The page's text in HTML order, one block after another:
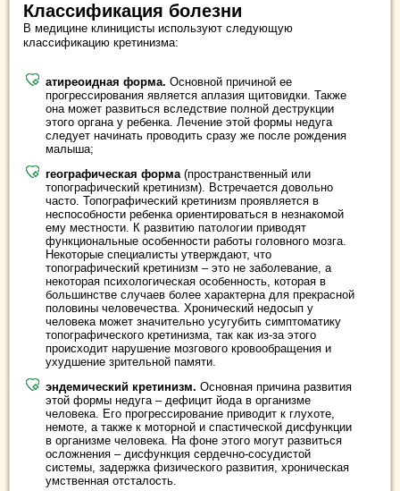
Классификация болезни
В медицине клиницисты используют следующую
классификацию кретинизма:
атиреоидная форма. Основной причиной ее
прогрессирования является аплазия щитовидки. Также
она может развиться вследствие полной деструкции
этого органа у ребенка. Лечение этой формы недуга
следует начинать проводить сразу же после рождения
малыша;
географическая форма(пространственный или
топографический кретинизм). Встречается довольно
часто. Топографический кретинизм проявляется в
неспособности ребенка ориентироваться в незнакомой
ему местности. К развитию патологии приводят
функциональные особенности работы головного мозга.
Некоторые специалисты утверждают, что
топографический кретинизм – это не заболевание, а
некоторая психологическая особенность, которая в
большинстве случаев более характерна для прекрасной
половины человечества. Хронический недосып у
человека может значительно усугубить симптоматику
топографического кретинизма, так как из-за этого
происходит нарушение мозгового кровообращения и
ухудшение зрительной памяти.
эндемический кретинизм. Основная причина развития
этой формы недуга – дефицит йода в организме
человека. Его прогрессирование приводит к глухоте,
немоте, а также к моторной и спастической дисфункции
в организме человека. На фоне этого могут развиться
осложнения – дисфункция сердечно-сосудистой
системы, задержка физического развития, хроническая
умственная отсталость.